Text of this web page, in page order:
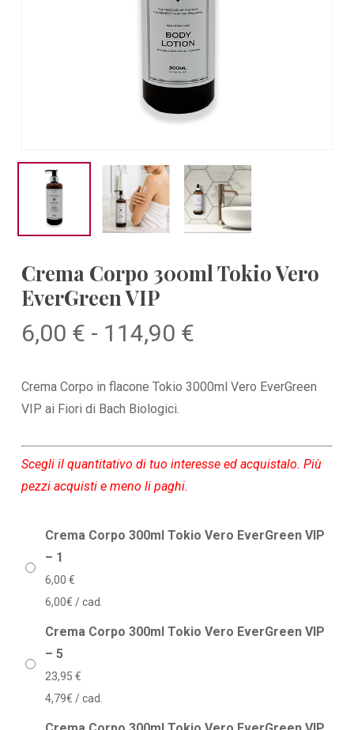
Crema Corpo 300ml Tokio Vero
EverGreen VIP
6,00 € - 114,90 €Fascia
prezzo:
a
114,90 €
Crema Corpo in flacone Tokio 3000ml Vero EverGreen
VIP ai Fiori di Bach Biologici.
Scegli il quantitativo di tuo interesse ed acquistalo. Più
pezzi acquisti e meno li paghi.
Crema Corpo 300ml Tokio Vero EverGreen VIP
– 1
6,00 €
6,00€ / cad.
Crema Corpo 300ml Tokio Vero EverGreen VIP
– 5
23,95 €
4,79€ / cad.